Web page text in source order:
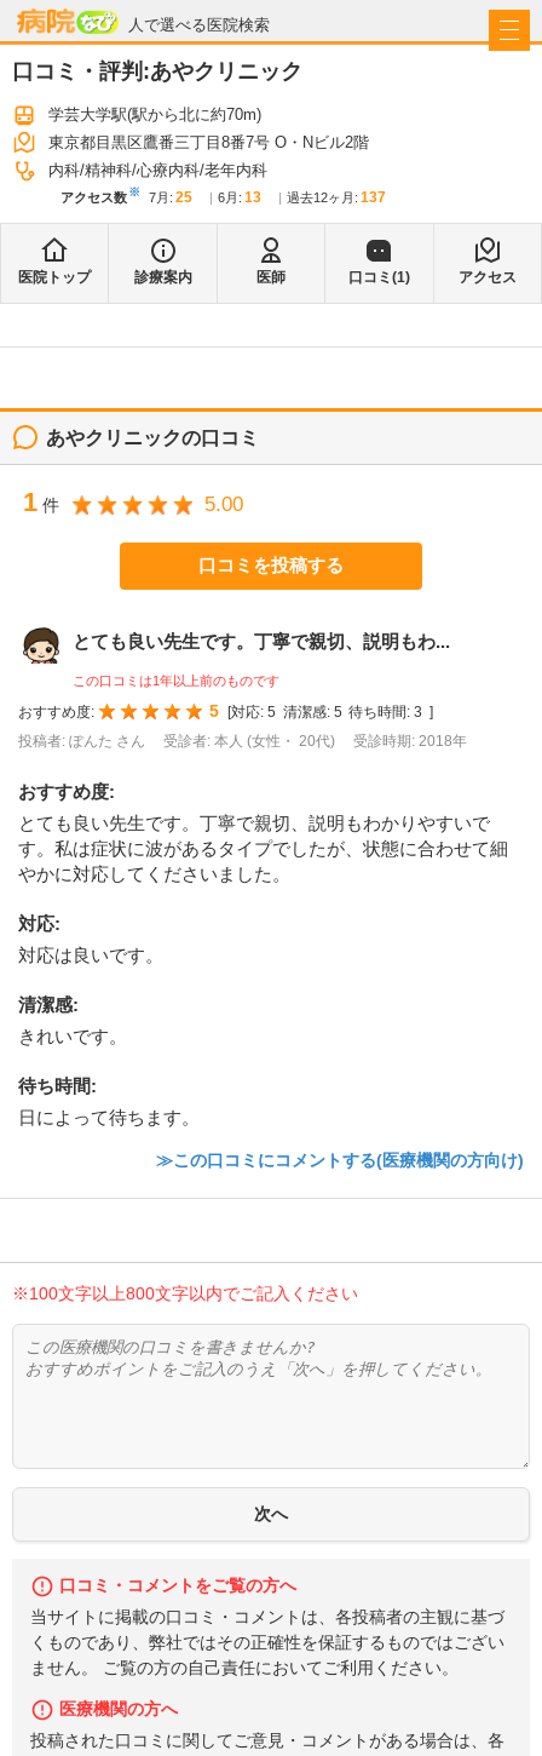
人で選べる医院検索
病院なび
口コミ・評判:あやクリニック
学芸大学駅(駅から北に約70m)
東京都目黒区鷹番三丁目8番7号 O・Nビル2階
内科 精神科 心療内科 老年内科
アクセス数※ 7月 : 25 6月 : 13 過去12ヶ月: 137
医院トップ 診療案内 医師 口コミ(1) アクセス
あやクリニックの口コミ
1 件 5.00
口コミを投稿する
とても良い先生です。丁寧で親切、説明もわ...
この口コミは1年以上前のものです
おすすめ度: 5 [対応: 5 清潔感: 5 待ち時間: 3 ]
投稿者: ぽんた さん
受診者: 本人 (女性・ 20代) 受診時期: 2018年
おすすめ度:
とても良い先生です。丁寧で親切、説明もわかりやすいで
す。私は症状に波があるタイプでしたが、状態に合わせて細
やかに対応してくださいました。
対応:
対応は良いです。
清潔感:
きれいです。
待ち時間:
日によって待ちます。
≫この口コミにコメントする(医療機関の方向け)
※100文字以上800文字以内でご記入ください
口コミ・コメントをご覧の方へ
当サイトに掲載の口コミ・コメントは、各投稿者の主観に基づ
くものであり、弊社ではその正確性を保証するものではござい
ません。 ご覧の方の自己責任においてご利用ください。
医療機関の方へ
投稿された口コミに関してご意見・コメントがある場合は、各